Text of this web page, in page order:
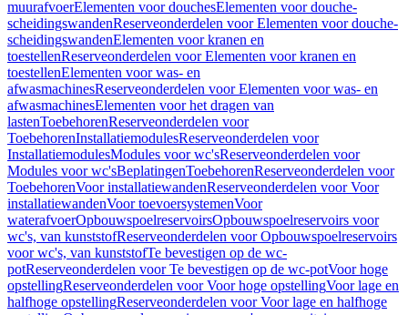
muurafvoerElementen voor douchesElementen voor douche-
scheidingswandenReserveonderdelen voor Elementen voor douche-
scheidingswandenElementen voor kranen en
toestellenReserveonderdelen voor Elementen voor kranen en
toestellenElementen voor was- en
afwasmachinesReserveonderdelen voor Elementen voor was- en
afwasmachinesElementen voor het dragen van
lastenToebehorenReserveonderdelen voor
ToebehorenInstallatiemodulesReserveonderdelen voor
InstallatiemodulesModules voor wc'sReserveonderdelen voor
Modules voor wc'sBeplatingenToebehorenReserveonderdelen voor
ToebehorenVoor installatiewandenReserveonderdelen voor Voor
installatiewandenVoor toevoersystemenVoor
waterafvoerOpbouwspoelreservoirsOpbouwspoelreservoirs voor
wc's, van kunststofReserveonderdelen voor Opbouwspoelreservoirs
voor wc's, van kunststofTe bevestigen op de wc-
potReserveonderdelen voor Te bevestigen op de wc-potVoor hoge
opstellingReserveonderdelen voor Voor hoge opstellingVoor lage en
halfhoge opstellingReserveonderdelen voor Voor lage en halfhoge